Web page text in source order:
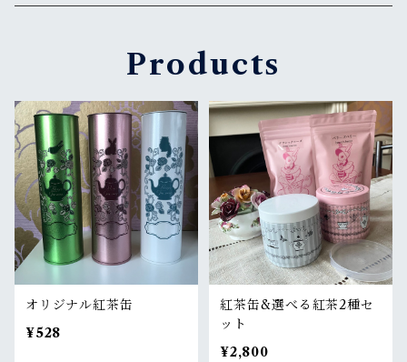
フレーバー、スパイス
ノンカフェインハーブティー
その他の紅茶
ノンカフェインハーブティー
リーフタイプ
ノンカフェインハーブティー
ティーバッグタイプ
リーフタイプ
ノンカフェインハーブティー
ギフトボックスセット
ティーバッグタイプ
リーフタイプ
ノンカフェインハーブティー
マーマレード
Products
オリジナル紅茶缶
¥528
紅茶缶&選べる紅茶2種セ
ット
¥2,800